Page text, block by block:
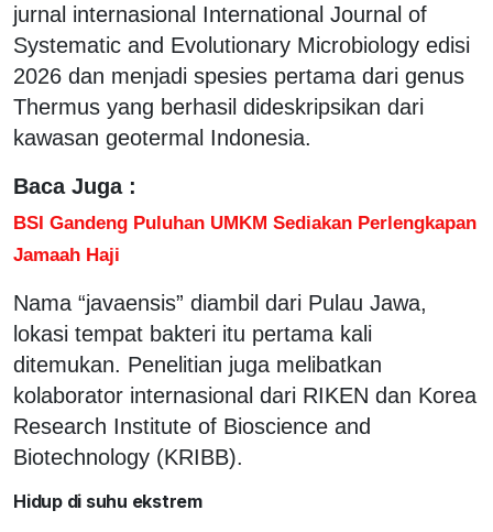
jurnal internasional International Journal of
Systematic and Evolutionary Microbiology edisi
2026 dan menjadi spesies pertama dari genus
Thermus yang berhasil dideskripsikan dari
kawasan geotermal Indonesia.
Baca Juga :
BSI Gandeng Puluhan UMKM Sediakan Perlengkapan
Jamaah Haji
Nama “javaensis” diambil dari Pulau Jawa,
lokasi tempat bakteri itu pertama kali
ditemukan. Penelitian juga melibatkan
kolaborator internasional dari RIKEN dan Korea
Research Institute of Bioscience and
Biotechnology (KRIBB).
Hidup di suhu ekstrem